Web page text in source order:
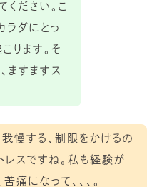
ください。こ
ラダにとっ
ります。そ
ますますス
慢する、制限をかけるの
レスですね。私も経験が
痛になって、、、。